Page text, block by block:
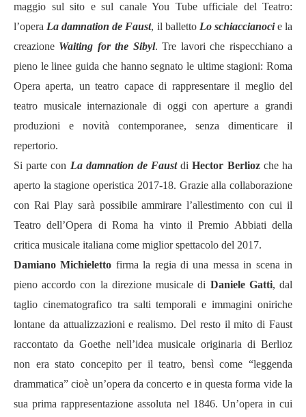
maggio sul sito e sul canale You Tube ufficiale del Teatro:
l’opera La damnation de Faust, il balletto Lo schiaccianocie la
creazione Waiting for the Sibyl. Tre lavori che rispecchiano a
pieno le linee guida che hanno segnato le ultime stagioni: Roma
Opera aperta, un teatro capace di rappresentare il meglio del
teatro musicale internazionale di oggi con aperture a grandi
produzioni e novità contemporanee, senza dimenticare il
repertorio.
Si parte con La damnation de Faust diHector Berlioz che ha
aperto la stagione operistica 2017-18. Grazie alla collaborazione
con Rai Play sarà possibile ammirare l’allestimento con cui il
Teatro dell’Opera di Roma ha vinto il Premio Abbiati della
critica musicale italiana come miglior spettacolo del 2017.
Damiano Michieletto firma la regia di una messa in scena in
pieno accordo con la direzione musicale di Daniele Gatti, dal
taglio cinematografico tra salti temporali e immagini oniriche
lontane da attualizzazioni e realismo. Del resto il mito di Faust
raccontato da Goethe nell’idea musicale originaria di Berlioz
non era stato concepito per il teatro, bensì come “leggenda
drammatica” cioè un’opera da concerto e in questa forma vide la
sua prima rappresentazione assoluta nel 1846. Un’opera in cui